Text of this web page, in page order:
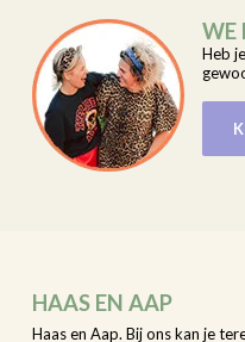
WE
Heb
HAAS EN AAP
Haas en Aap. Bij ons kan je